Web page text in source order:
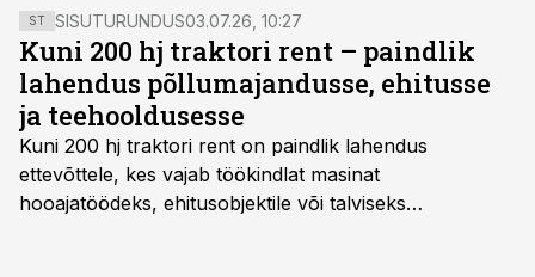
ST SISUTURUNDUS03.07.26, 10:27
Kuni 200 hj traktori rent – paindlik
lahendus põllumajandusse, ehitusse
ja teehooldusesse
Kuni 200 hj traktori rent on paindlik lahendus
ettevõttele, kes vajab töökindlat masinat
hooajatöödeks, ehitusobjektile või talviseks